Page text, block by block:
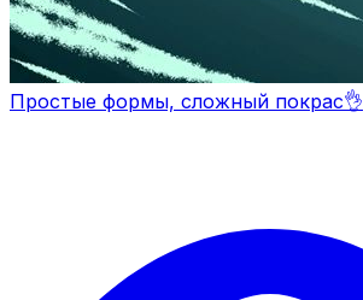
Простые формы, сложный покрас👌